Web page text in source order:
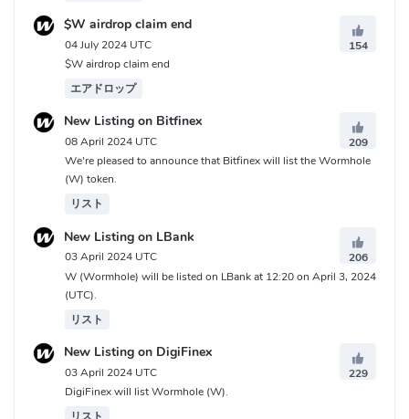
$W airdrop claim end
04 July 2024 UTC
154
$W airdrop claim end
エアドロップ
New Listing on Bitfinex
08 April 2024 UTC
209
We're pleased to announce that Bitfinex will list the Wormhole
(W) token.
リスト
New Listing on LBank
03 April 2024 UTC
206
W (Wormhole) will be listed on LBank at 12:20 on April 3, 2024
(UTC).
リスト
New Listing on DigiFinex
03 April 2024 UTC
229
DigiFinex will list Wormhole (W).